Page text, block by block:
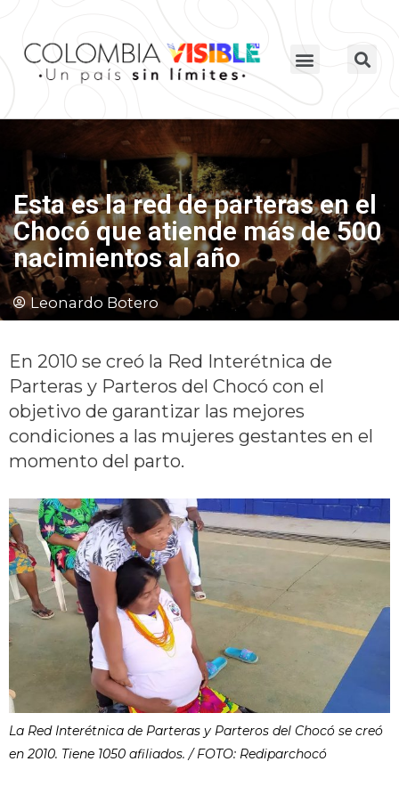
Esta es la red de parteras en el
Chocó que atiende más de 500
nacimientos al año
Leonardo Botero
En 2010 se creó la Red Interétnica de
Parteras y Parteros del Chocó con el
objetivo de garantizar las mejores
condiciones a las mujeres gestantes en el
momento del parto.
La Red Interétnica de Parteras y Parteros del Chocó se creó
en 2010. Tiene 1050 afiliados. / FOTO: Rediparchocó